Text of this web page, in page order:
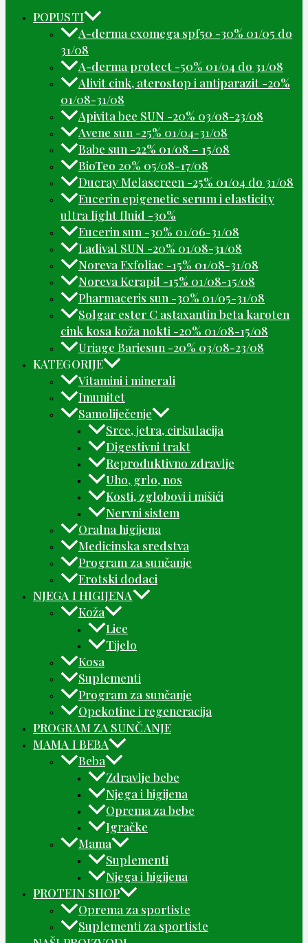
POPUSTI
A-derma exomega spf50 -30% 01/05 do
31/08
A-derma protect -50% 01/04 do 31/08
Alivit cink, aterostop i antiparazit -20%
01/08-31/08
Apivita bee SUN -20% 03/08-23/08
Avene sun -25% 01/04-31/08
Babe sun -22% 01/08 – 15/08
BioTeo 20% 05/08-17/08
Ducray Melascreen -25% 01/04 do 31/08
Eucerin epigenetic serum i elasticity
ultra light fluid -30%
Eucerin sun -30% 01/06-31/08
Ladival SUN -20% 01/08-31/08
Noreva Exfoliac -15% 01/08-31/08
Noreva Kerapil -15% 01/08-15/08
Pharmaceris sun -30% 01/05-31/08
Solgar ester C astaxantin beta karoten
cink kosa koža nokti -20% 01/08-15/08
Uriage Bariesun -20% 03/08-23/08
KATEGORIJE
Vitamini i minerali
Imunitet
Samoliječenje
Srce, jetra, cirkulacija
Digestivni trakt
Reproduktivno zdravlje
Uho, grlo, nos
Kosti, zglobovi i mišići
Nervni sistem
Oralna higijena
Medicinska sredstva
Program za sunčanje
Erotski dodaci
NJEGA I HIGIJENA
Koža
Lice
Tijelo
Kosa
Suplementi
Program za sunčanje
Opekotine i regeneracija
PROGRAM ZA SUNČANJE
MAMA I BEBA
Beba
Zdravlje bebe
Njega i higijena
Oprema za bebe
Igračke
Mama
Suplementi
Njega i higijena
PROTEIN SHOP
Oprema za sportiste
Suplementi za sportiste